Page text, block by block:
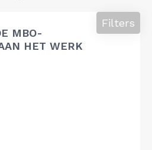
MBO-
HET WERK
Filters